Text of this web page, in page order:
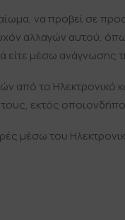
να προβεί σε
αλλαγών αυτού,
είτε μέσω ανάγνωσης
από το Ηλεκτρονικό
εκτός
μέσω του